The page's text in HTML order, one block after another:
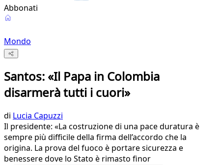
Abbonati
Mondo
Santos: «Il Papa in Colombia
disarmerà tutti i cuori»
di Lucia Capuzzi
Il presidente: «La costruzione di una pace duratura è
sempre più difficile della firma dell’accordo che la
origina. La prova del fuoco è portare sicurezza e
benessere dove lo Stato è rimasto finor